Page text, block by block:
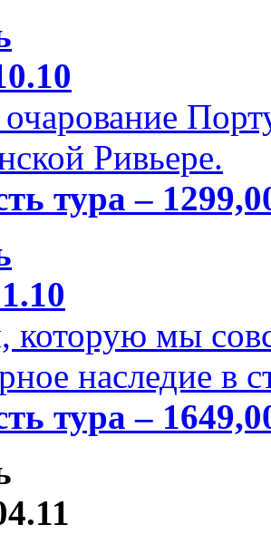
Ривьере.
тура –
которую мы
наследие в
тура –